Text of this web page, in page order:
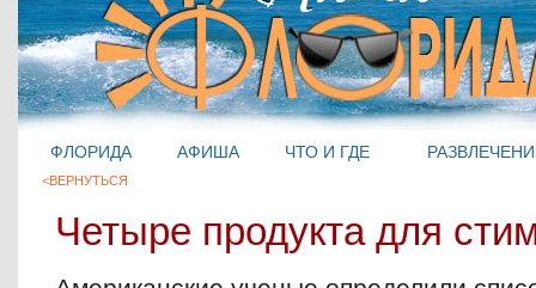
ФЛОРИДА АФИША ЧТО И ГДЕ
<ВЕРНУТЬСЯ
Четыре продукта для